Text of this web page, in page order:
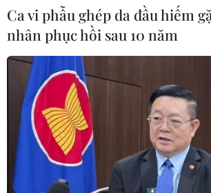
EU tuyên bố vượt qua “phép thử” an
ninh biên giới sau khủng hoảng
Ceuta
05/08/2026 00:37
Nga và Ukraine tiếp tục tấn
công qua lại, thương vong không
ngừng gia tăng
04/08/2026 15:54
Ca vi phẫu ghép da đầu hiếm
nhân phục hồi sau 10 năm